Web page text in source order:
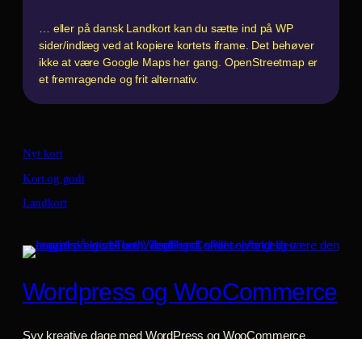
… eller på dansk Landkort kan du sætte ind på WP
sider/indlæg ved at kopiere kortets iframe. Det behøver
ikke at være Google Maps her gang. OpenStreetmap er
et fremragende og frit alternativ.
Nyt kort
Kort og godt
Landkort
Wordpress og WooCommerce
Syv kreative dage med WordPress og WooCommerce